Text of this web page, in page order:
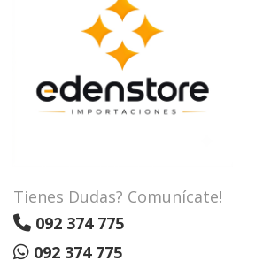
Tienes Dudas? Comunícate!
092 374 775
092 374 775